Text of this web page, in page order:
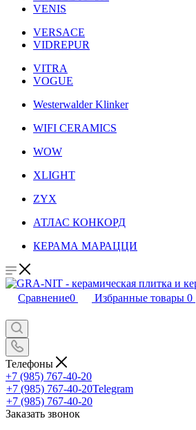
VENIS
VERSACE
VIDREPUR
VITRA
VOGUE
Westerwalder Klinker
WIFI CERAMICS
WOW
XLIGHT
ZYX
АТЛАС КОНКОРД
КЕРАМА МАРАЦЦИ
Сравнение0 Избранные товары 0
Телефоны
+7 (985) 767-40-20
+7 (985) 767-40-20Telegram
+7 (985) 767-40-20
Заказать звонок